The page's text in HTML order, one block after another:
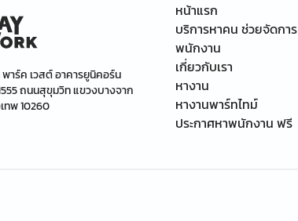
พาร์ค เวสต์ อาคารยูนิคอร์น
ถนนสุขุมวิท แขวงบางจาก
ทพ 10260
หน้าแรก
บริการหาคน ช่วยจัดการ
พนักงาน
เกี่ยวกับเรา
หางาน
หางานพาร์ทไทม์
ประกาศหาพนักงาน ฟรี